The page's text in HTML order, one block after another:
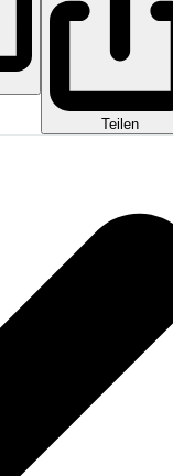
Teilen